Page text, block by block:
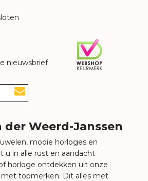
nieuwsbrief
Weerd-Janssen
mooie horloges en
u in alle rust en aandacht
horloge ontdekken uit onze
topmerken. Dit alles met